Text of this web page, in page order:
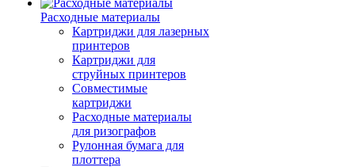
Расходные материалы
Картриджи для лазерных
принтеров
Картриджи для
струйных принтеров
Совместимые
картриджи
Расходные материалы
для ризографов
Рулонная бумага для
плоттера